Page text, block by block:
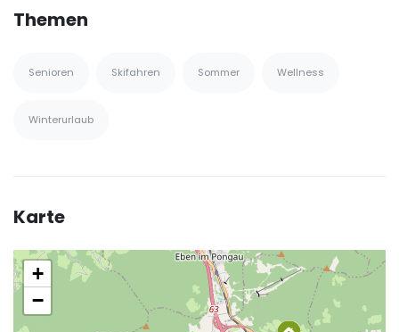
Themen
Senioren Skifahren Sommer Wellness
Winterurlaub
Karte
+
−